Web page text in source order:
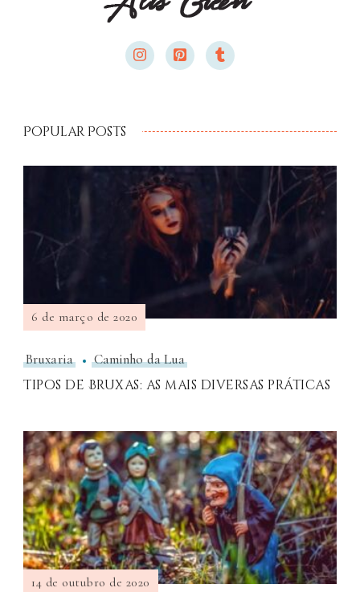
Popular Posts
Bruxaria Caminho da Lua
Tipos de Bruxas: as mais diversas práticas
6 de março de 2020
14 de outubro de 2020